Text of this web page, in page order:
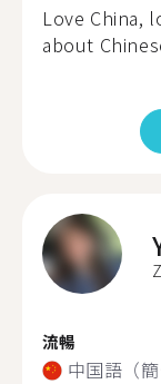
Love China,
about
流暢
中国語（簡